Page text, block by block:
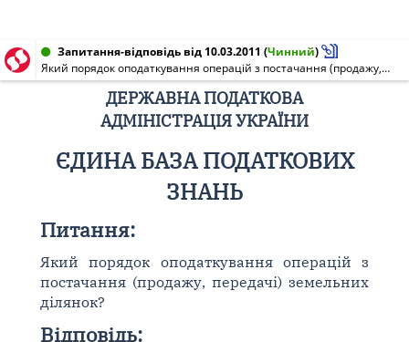
Запитання-відповідь від 10.03.2011 (Чинний)
Який порядок оподаткування операцій з постачання (продажу, передачі) земельних ділянок?
ДЕРЖАВНА ПОДАТКОВА
АДМІНІСТРАЦІЯ УКРАЇНИ
ЄДИНА БАЗА ПОДАТКОВИХ
ЗНАНЬ
Питання:
Який порядок оподаткування операцій з
постачання (продажу, передачі) земельних
ділянок?
Відповідь: